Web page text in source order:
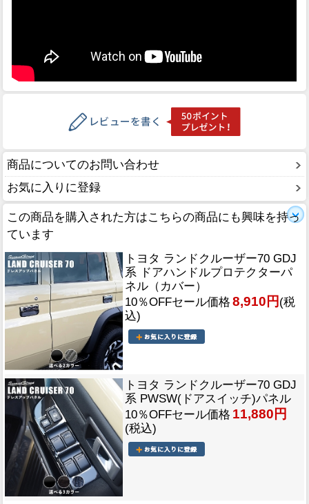
商品についてのお問い合わせ
お気に入りに登録
この商品を購入された方はこちらの商品にも興味を持っ
ています
トヨタ ランドクルーザー70 GDJ
系 ドアハンドルプロテクターパ
ネル（カバー）
10％OFFセール価格 8,910円 (税
込)
トヨタ ランドクルーザー70 GDJ
系 PWSW(ドアスイッチ)パネル
10％OFFセール価格 11,880円
(税込)